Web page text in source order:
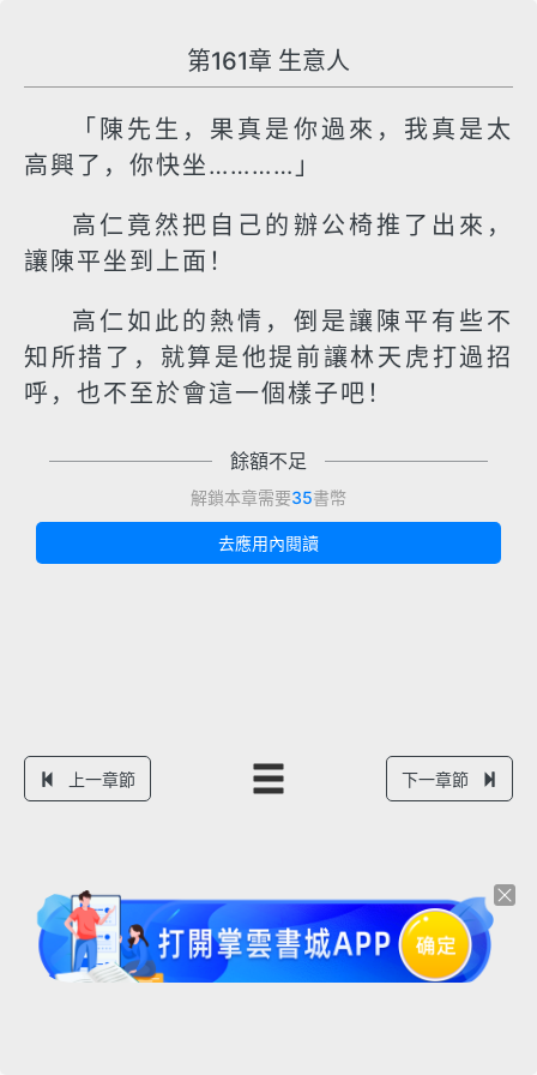
第161章 生意人
「陳先生，果真是你過來，我真是太
高興了，你快坐…………」
高仁竟然把自己的辦公椅推了出來，
讓陳平坐到上面！
高仁如此的熱情，倒是讓陳平有些不
知所措了，就算是他提前讓林天虎打過招
呼，也不至於會這一個樣子吧！
餘額不足
解鎖本章需要35書幣
去應用內閱讀
上一章節 下一章節